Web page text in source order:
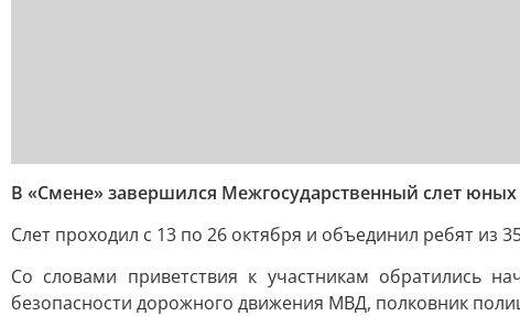
В «Смене» завершился Межгосударственный слет
Слет проходил с 13 по 26 октября и объединил ребят из
Со словами приветствия к участникам обратились
безопасности дорожного движения МВД, полковник